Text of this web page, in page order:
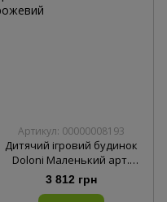
Артикул: 00000008193
Дитячий ігровий будинок
Doloni Маленький арт.
02550/15 бежево-сірий
3 812 грн